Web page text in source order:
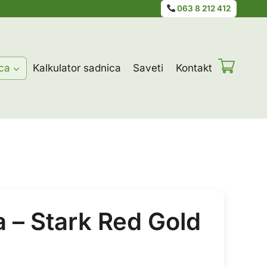
063 8 212 412
Kalkulator sadnica Saveti Kontakt
– Stark Red Gold